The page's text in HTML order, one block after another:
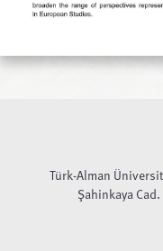
Türk-Alman
Şahinkaya